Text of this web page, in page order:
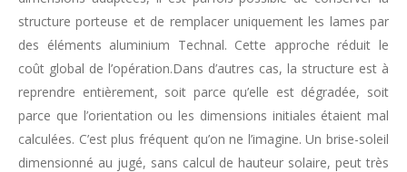
structure porteuse et de remplacer uniquement les lames par
des éléments aluminium Technal. Cette approche réduit le
coût global de l’opération.Dans d’autres cas, la structure est à
reprendre entièrement, soit parce qu’elle est dégradée, soit
parce que l’orientation ou les dimensions initiales étaient mal
calculées. C’est plus fréquent qu’on ne l’imagine. Un brise-soleil
dimensionné au jugé, sans calcul de hauteur solaire, peut très